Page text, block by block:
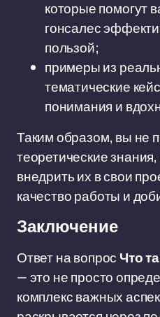
которые помогут
гонсалес
пользой;
примеры из
тематические
понимания и
Таким образом, вы не
теоретические
внедрить их в свои
качество работы и
Заключение
Ответ на вопрос Что
— это не просто
комплекс важных